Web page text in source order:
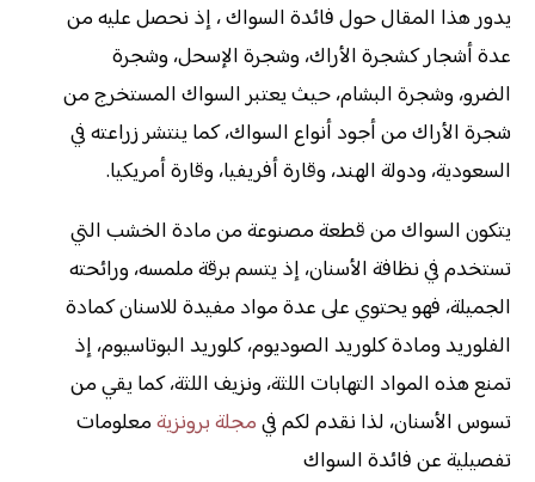
يدور هذا المقال حول فائدة السواك ، إذ نحصل عليه من
عدة أشجار كشجرة الأراك، وشجرة الإسحل، وشجرة
الضرو، وشجرة البشام، حيث يعتبر السواك المستخرج من
شجرة الأراك من أجود أنواع السواك، كما ينتشر زراعته في
السعودية، ودولة الهند، وقارة أفريفيا، وقارة أمريكيا.
يتكون السواك من قطعة مصنوعة من مادة الخشب التي
تستخدم في نظافة الأسنان، إذ يتسم برقة ملمسه، ورائحته
الجميلة، فهو يحتوي على عدة مواد مفيدة للاسنان كمادة
الفلوريد ومادة كلوريد الصوديوم، كلوريد البوتاسيوم، إذ
تمنع هذه المواد التهابات اللثة، ونزيف اللثة، كما يقي من
تسوس الأسنان، لذا نقدم لكم فيمجلة برونزيةمعلومات
تفصيلية عن فائدة السواك